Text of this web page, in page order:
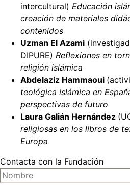
intercultural) Educación
creación de materiales
contenidos
Uzman El Azami
DIPURE) Reflexiones en
religión islámica
Abdelaziz Hammaoui
teológica islámica en
perspectivas de futuro
Laura Galián Hernández
religiosas en los libros de
Europa
Contacta con la Fundación